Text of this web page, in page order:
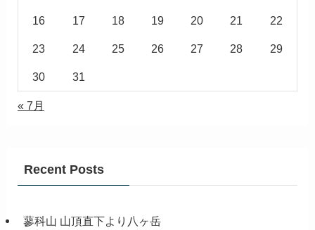
16 17 18 19 20 21 22
23 24 25 26 27 28 29
30 31
« 7月
Recent Posts
蓼科山 山頂直下より八ヶ岳